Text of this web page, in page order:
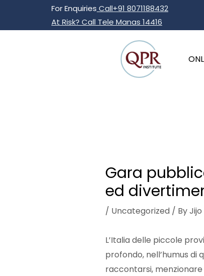
For Enquiries Call+91 8071188432
At Risk? Call Tele Manas 14416
Gara
ed
/ Uncategorized / By
L’Italia delle piccole
profondo, nell’humus di
raccontarsi,
Post
navigation